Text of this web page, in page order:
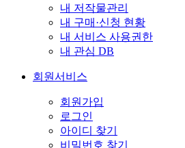
내 저작물관리
내 구매·신청 현황
내 서비스 사용권한
내 관심 DB
회원서비스
회원가입
로그인
아이디 찾기
비밀번호 찾기